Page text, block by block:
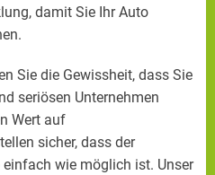
damit Sie Ihr Auto
Sie die Gewissheit, dass Sie
seriösen Unternehmen
Wert auf
sicher, dass der
wie möglich ist. Unser